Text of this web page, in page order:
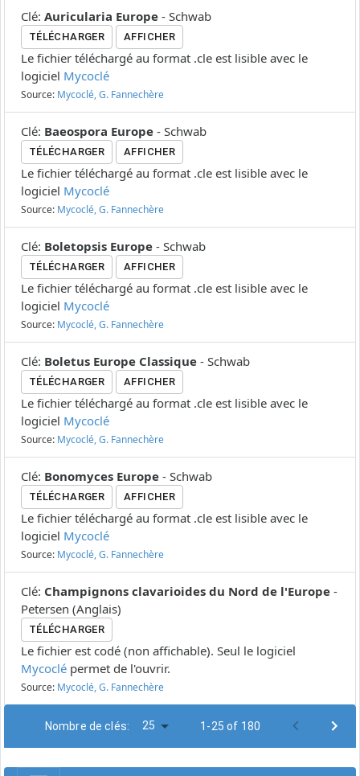
Clé: Auricularia Europe - Schwab
TÉLÉCHARGER AFFICHER
Le fichier téléchargé au format .cle est lisible avec le
logiciel Mycoclé
Source: Mycoclé, G. Fannechère
Clé: Baeospora Europe - Schwab
TÉLÉCHARGER AFFICHER
Le fichier téléchargé au format .cle est lisible avec le
logiciel Mycoclé
Source: Mycoclé, G. Fannechère
Clé: Boletopsis Europe - Schwab
TÉLÉCHARGER AFFICHER
Le fichier téléchargé au format .cle est lisible avec le
logiciel Mycoclé
Source: Mycoclé, G. Fannechère
Clé: Boletus Europe Classique - Schwab
TÉLÉCHARGER AFFICHER
Le fichier téléchargé au format .cle est lisible avec le
logiciel Mycoclé
Source: Mycoclé, G. Fannechère
Clé: Bonomyces Europe - Schwab
TÉLÉCHARGER AFFICHER
Le fichier téléchargé au format .cle est lisible avec le
logiciel Mycoclé
Source: Mycoclé, G. Fannechère
Clé: Champignons clavarioides du Nord de l'Europe -
Petersen (Anglais)
TÉLÉCHARGER
Le fichier est codé (non affichable). Seul le logiciel
Mycoclé permet de l'ouvrir.
Source: Mycoclé, G. Fannechère
Nombre de clés: 25 1-25 of 180